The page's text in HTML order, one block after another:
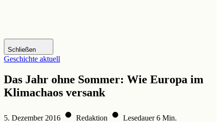
Schließen
Geschichte aktuell
Das Jahr ohne Sommer: Wie Europa im
Klimachaos versank
5. Dezember 2016 Redaktion Lesedauer 6 Min.